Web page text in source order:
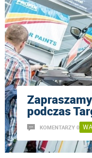
podczas
KOMENTARZY 0